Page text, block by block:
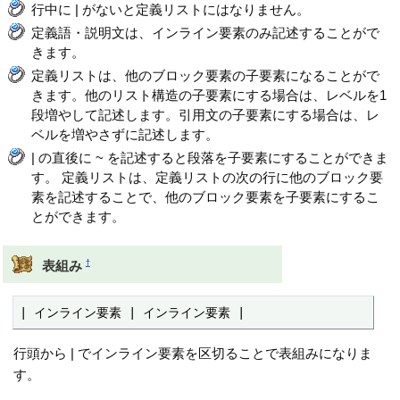
行中に | がないと定義リストにはなりません。
定義語・説明文は、インライン要素のみ記述することがで
きます。
定義リストは、他のブロック要素の子要素になることがで
きます。他のリスト構造の子要素にする場合は、レベルを1
段増やして記述します。引用文の子要素にする場合は、レ
ベルを増やさずに記述します。
| の直後に ~ を記述すると段落を子要素にすることができま
す。 定義リストは、定義リストの次の行に他のブロック要
素を記述することで、他のブロック要素を子要素にするこ
とができます。
表組み †
| インライン要素 | インライン要素 |
行頭から | でインライン要素を区切ることで表組みになりま
す。